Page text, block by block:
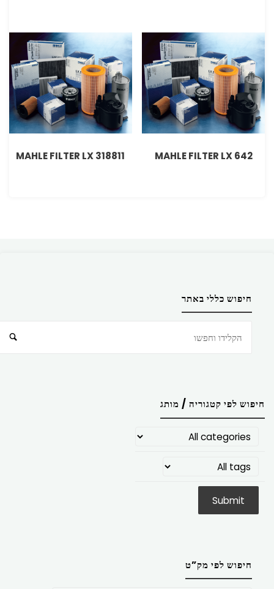
MAHLE FILTER LX 642
MAHLE FILTER LX 318811
חיפוש כללי באתר
חיפוש לפי קטגוריה / מותג
חיפוש לפי מק”ט